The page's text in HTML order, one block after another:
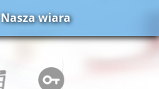
Nasza wiara